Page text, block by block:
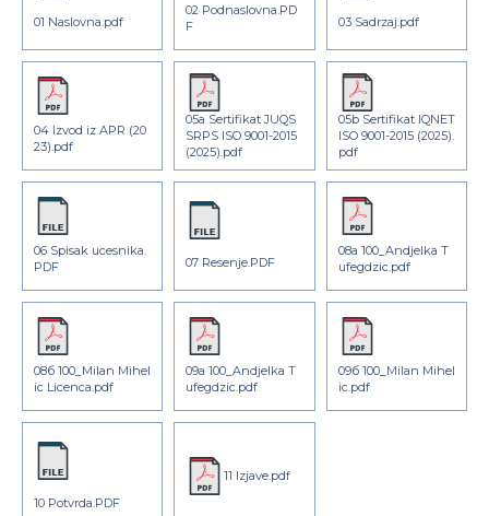
01 Naslovna.pdf
02 Podnaslovna.PD
F
03 Sadrzaj.pdf
04 Izvod iz APR (20
23).pdf
05a Sertifikat JUQS
SRPS ISO 9001-2015
(2025).pdf
05b Sertifikat IQNET
ISO 9001-2015 (2025).
pdf
06 Spisak ucesnika.
PDF
07 Resenje.PDF
08а 100_Andjelka T
ufegdzic.pdf
08б 100_Milan Mihel
ic Licenca.pdf
09а 100_Andjelka T
ufegdzic.pdf
09б 100_Milan Mihel
ic.pdf
10 Potvrda.PDF
11 Izjave.pdf